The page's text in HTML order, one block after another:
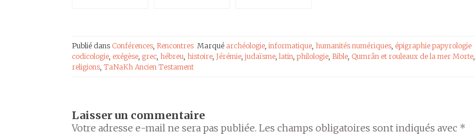
Publié dans Conférences, Rencontres Marqué archéologie, informatique, humanités numériques, épigraphie papyrologie
codicologie, exégèse, grec, hébreu, histoire, Jérémie, judaïsme, latin, philologie, Bible, Qumrân et rouleaux de la mer Morte,
religions, TaNaKh Ancien Testament
Laisser un commentaire
Votre adresse e-mail ne sera pas publiée. Les champs obligatoires sont indiqués avec *